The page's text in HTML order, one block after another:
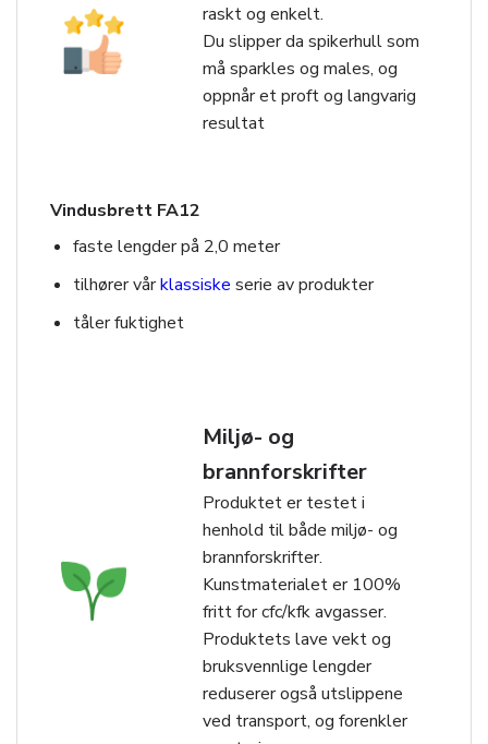
raskt og enkelt.
Du slipper da spikerhull som
må sparkles og males, og
oppnår et proft og langvarig
resultat
Vindusbrett FA12
faste lengder på 2,0 meter
tilhører vårklassiske serie av produkter
tåler fuktighet
Miljø- og
brannforskrifter
Produktet er testet i
henhold til både miljø- og
brannforskrifter.
Kunstmaterialet er 100%
fritt for cfc/kfk avgasser.
Produktets lave vekt og
bruksvennlige lengder
reduserer også utslippene
ved transport, og forenkler